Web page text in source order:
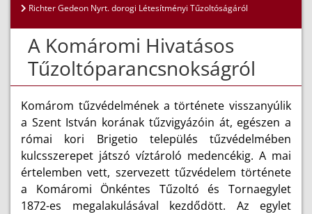
Richter Gedeon Nyrt. dorogi Létesítményi Tűzoltóságáról
A Komáromi Hivatásos
Tűzoltóparancsnokságról
Komárom tűzvédelmének a története visszanyúlik
a Szent István korának tűzvigyázóin át, egészen a
római kori Brigetio település tűzvédelmében
kulcsszerepet játszó víztároló medencékig. A mai
értelemben vett, szervezett tűzvédelem története
a Komáromi Önkéntes Tűzoltó és Tornaegylet
1872-es megalakulásával kezdődött. Az egylet